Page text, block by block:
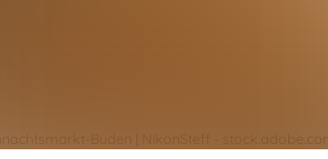
Buden | NikonSteff - stock.adobe.com